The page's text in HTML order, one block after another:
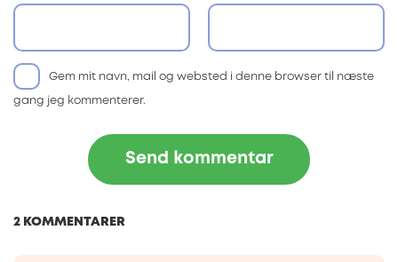
Gem mit navn, mail og websted i denne browser til næste
gang jeg kommenterer.
2 KOMMENTARER